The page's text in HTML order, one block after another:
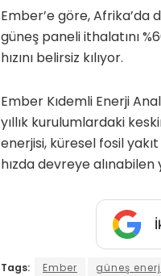
Ember’e göre, Afrika’da
güneş paneli ithalatını
hızını belirsiz kılıyor.
Ember Kıdemli Enerji
yıllık kurulumlardaki
enerjisi, küresel fosil
hızda devreye alınabilen
Tags: Ember güneş